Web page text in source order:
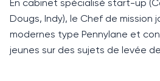
En cabinet spécialisé start-up
Dougs, Indy), le Chef de mission
modernes type Pennylane et
jeunes sur des sujets de levée